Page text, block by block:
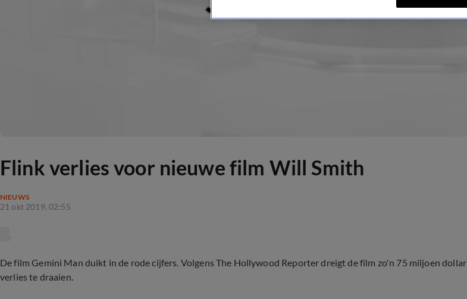
Flink verlies voor nieuwe film Will Smith
NIEUWS
21 okt 2019, 02:55
De film Gemini Man duikt in de rode cijfers. Volgens The Hollywood Reporter dreigt de film zo'n 75 miljoen dollar
verlies te draaien.